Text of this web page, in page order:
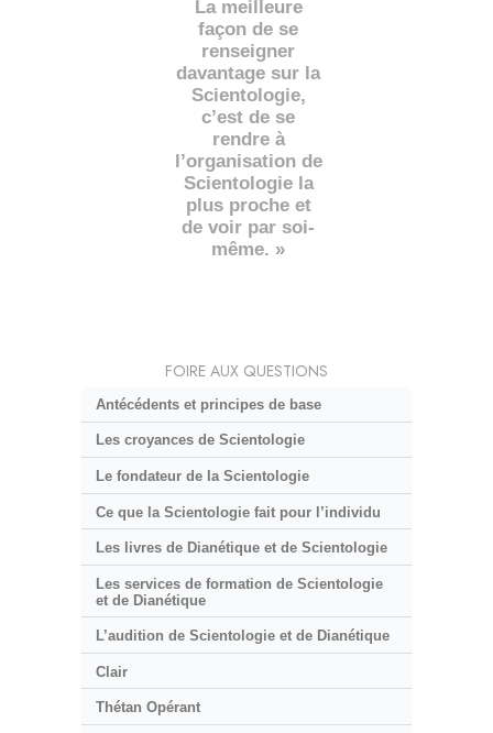
La meilleure
façon de se
renseigner
davantage sur la
Scientologie,
c’est de se
rendre à
l’organisation de
Scientologie la
plus proche et
de voir par soi-
même. »
FOIRE AUX QUESTIONS
Antécédents et principes de base
Les croyances de Scientologie
Le fondateur de la Scientologie
Ce que la Scientologie fait pour l’individu
Les livres de Dianétique et de Scientologie
Les services de formation de Scientologie
et de Dianétique
L’audition de Scientologie et de Dianétique
Clair
Thétan Opérant